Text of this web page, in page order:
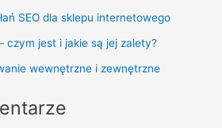
SEO dla sklepu internetowego
czym jest i jakie są jej zalety?
wewnętrzne i zewnętrzne